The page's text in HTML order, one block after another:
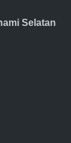
Selatan